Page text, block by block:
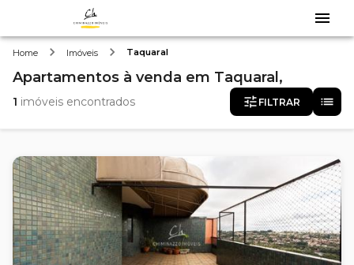
Home Imóveis Taquaral
Apartamentos à venda em Taquaral,
1 imóveis encontrados FILTRAR